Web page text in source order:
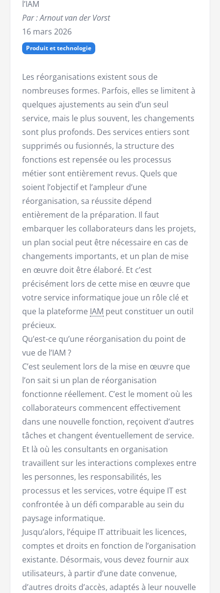
l’IAM
Par : Arnout van der Vorst
16 mars 2026
Produit et technologie
Les réorganisations existent sous de
nombreuses formes. Parfois, elles se limitent à
quelques ajustements au sein d’un seul
service, mais le plus souvent, les changements
sont plus profonds. Des services entiers sont
supprimés ou fusionnés, la structure des
fonctions est repensée ou les processus
métier sont entièrement revus. Quels que
soient l’objectif et l’ampleur d’une
réorganisation, sa réussite dépend
entièrement de la préparation. Il faut
embarquer les collaborateurs dans les projets,
un plan social peut être nécessaire en cas de
changements importants, et un plan de mise
en œuvre doit être élaboré. Et c’est
précisément lors de cette mise en œuvre que
votre service informatique joue un rôle clé et
que la plateforme IAM peut constituer un outil
précieux.
Qu’est-ce qu’une réorganisation du point de
vue de l’IAM ?
C’est seulement lors de la mise en œuvre que
l’on sait si un plan de réorganisation
fonctionne réellement. C’est le moment où les
collaborateurs commencent effectivement
dans une nouvelle fonction, reçoivent d’autres
tâches et changent éventuellement de service.
Et là où les consultants en organisation
travaillent sur les interactions complexes entre
les personnes, les responsabilités, les
processus et les services, votre équipe IT est
confrontée à un défi comparable au sein du
paysage informatique.
Jusqu’alors, l’équipe IT attribuait les licences,
comptes et droits en fonction de l’organisation
existante. Désormais, vous devez fournir aux
utilisateurs, à partir d’une date convenue,
d’autres droits d’accès, adaptés à leur nouvelle